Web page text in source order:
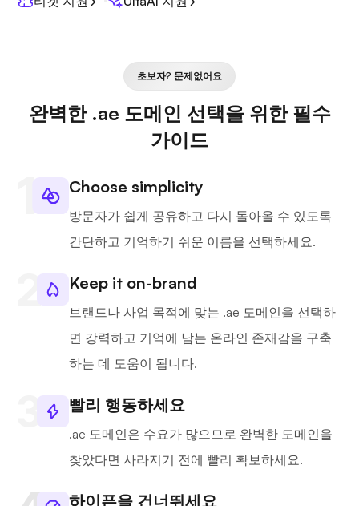
초보자? 문제없어요
완벽한 .ae 도메인 선택을 위한 필수
가이드
Choose simplicity
방문자가 쉽게 공유하고 다시 돌아올 수 있도록
간단하고 기억하기 쉬운 이름을 선택하세요.
Keep it on-brand
브랜드나 사업 목적에 맞는 .ae 도메인을 선택하
면 강력하고 기억에 남는 온라인 존재감을 구축
하는 데 도움이 됩니다.
빨리 행동하세요
.ae 도메인은 수요가 많으므로 완벽한 도메인을
찾았다면 사라지기 전에 빨리 확보하세요.
하이픈을 건너뛰세요